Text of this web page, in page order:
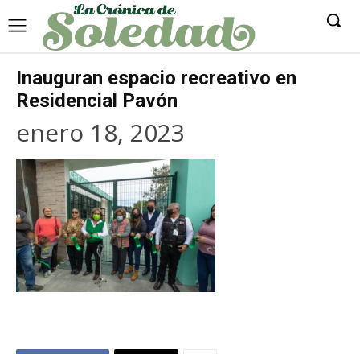
Inauguran espacio recreativo en
Residencial Pavón
enero 18, 2023